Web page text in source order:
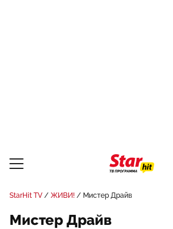
StarHit TV ЖИВИ! Мистер Драйв
Мистер Драйв